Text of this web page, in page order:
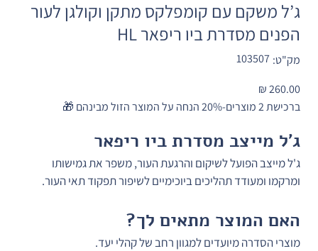
ג’ל משקם עם קומפלקס מתקן וקולגן לעור
הפנים מסדרת ביו ריפאר HL
מק"ט:
מק"ט
103507
103507
ברכישת 2 מוצרים-20% הנחה על המוצר הזול מבינהם 🎁
ג'ל מייצב מסדרת ביו ריפאר
ג'ל מייצב הפועל לשיקום והרגעת העור, משפר את גמישותו
ומרקמו ומעודד תהליכים ביוכימיים לשיפור תפקוד תאי העור.
האם המוצר מתאים לך?
מוצרי הסדרה מיועדים למגוון רחב של קהלי יעד.